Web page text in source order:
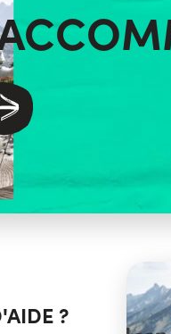
?